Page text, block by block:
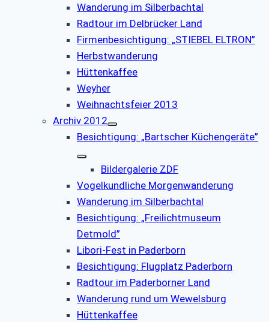
Wanderung im Silberbachtal
Radtour im Delbrücker Land
Firmenbesichtigung: „STIEBEL ELTRON”
Herbstwanderung
Hüttenkaffee
Weyher
Weihnachtsfeier 2013
Archiv 2012
Besichtigung: „Bartscher Küchengeräte”
Bildergalerie ZDF
Vogelkundliche Morgenwanderung
Wanderung im Silberbachtal
Besichtigung: „Freilichtmuseum
Detmold”
Libori-Fest in Paderborn
Besichtigung: Flugplatz Paderborn
Radtour im Paderborner Land
Wanderung rund um Wewelsburg
Hüttenkaffee